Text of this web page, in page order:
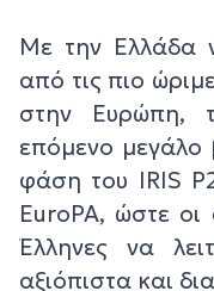
Με την Ελλάδα
από τις πιο
στην Ευρώπη,
επόμενο μεγάλο
φάση του IRIS
EuroPA, ώστε
Έλληνες να
αξιόπιστα και